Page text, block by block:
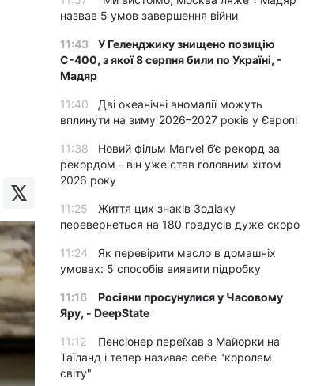
назвав 5 умов завершення війни
11:43
У Геленджику знищено позицію
С-400, з якої 8 серпня били по Україні, -
Мадяр
11:40
Дві океанічні аномалії можуть
вплинути на зиму 2026–2027 років у Європі
11:38
Новий фільм Marvel б’є рекорд за
рекордом - він уже став головним хітом
2026 року
11:25
Життя цих знаків Зодіаку
перевернеться на 180 градусів дуже скоро
11:24
Як перевірити масло в домашніх
умовах: 5 способів виявити підробку
11:16
Росіяни просунулися у Часовому
Яру, - DeepState
11:12
Пенсіонер переїхав з Майорки на
Таїланд і тепер називає себе "королем
світу"